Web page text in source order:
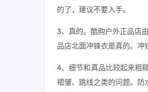
的了，建议不要入手。
3、真的。酷购户外正品店
品店北面冲锋衣是真的。
4、细节和真品比较起来粗
褶皱、跳线之类的问题。